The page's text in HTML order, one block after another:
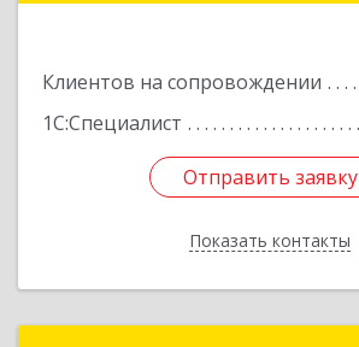
Клиентов на сопровождении
1С:Специалист
Отправить заявку
Показать контакты
Отправить заявку
Назад